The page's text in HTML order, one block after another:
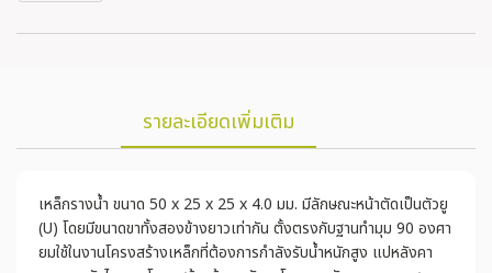
รายละเอียดเพิ่มเติม
เหล็กรางน้ำ ขนาด 50 x 25 x 25 x 4.0 มม. มีลักษณะหน้าตัดเป็นตัวยู
(U) โดยมีขนาดขาทั้งสองข้างยาวเท่ากัน ตั้งตรงกับฐานทำมุม 90 องศา
ยมใช้ในงานโครงสร้างเหล็กที่ต้องการกำลังรับน้ำหนักสูง แปหลังคา